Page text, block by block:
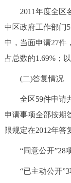
2011年度全区各
中区政府工作部门
中，当面申请27件
占总数的1.69%；
(二)答复情况
全区59件申请共
申请事项全部按期
限规定在2012年答
“同意公开”28项
“已主动公开”3